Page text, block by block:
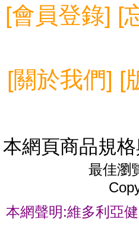
[會員登錄] [
[關於我們] [
本網頁商品規
最佳瀏
本網聲明:維多利亞